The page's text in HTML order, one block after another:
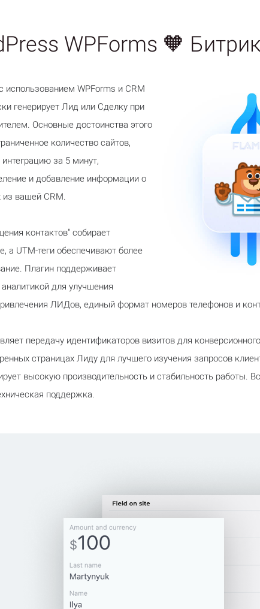
WPForms 🧡
использованием WPForms и CRM
генерирует Лид или Сделку при
Основные достоинства этого
количество сайтов,
за 5 минут,
и добавление информации о
из вашей CRM.
контактов" собирает
а UTM-теги обеспечивают более
Плагин поддерживает
для улучшения
ЛИДов, единый формат номеров телефонов и
передачу идентификаторов визитов для
страницах Лиду для лучшего изучения запросов
высокую производительность и стабильность работы.
поддержка.